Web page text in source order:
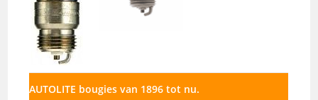
AUTOLITE bougies van 1896 tot nu.